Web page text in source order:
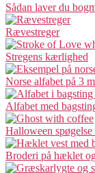
Sådan laver du
Rævestreger
Stregens kærlighed
Norse alfabet på 3
Alfabet med
Halloween
Broderi på hæklet